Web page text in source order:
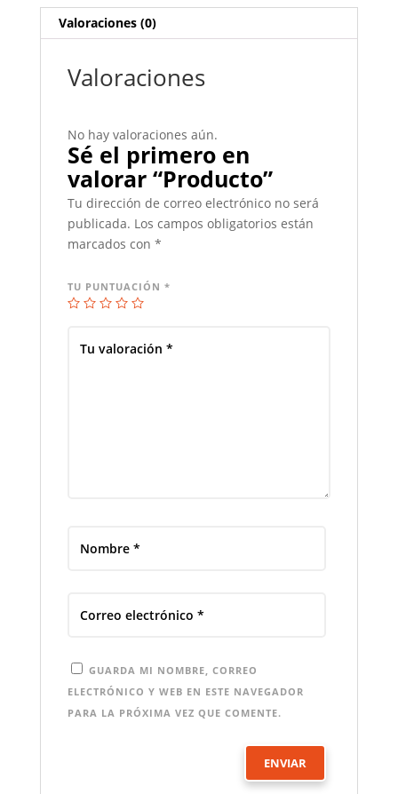
Valoraciones (0)
Valoraciones
No hay valoraciones aún.
Sé el primero en
valorar “Producto”
Tu dirección de correo electrónico no será
publicada. Los campos obligatorios están
marcados con *
TU PUNTUACIÓN *
GUARDA MI NOMBRE, CORREO
ELECTRÓNICO Y WEB EN ESTE NAVEGADOR
PARA LA PRÓXIMA VEZ QUE COMENTE.